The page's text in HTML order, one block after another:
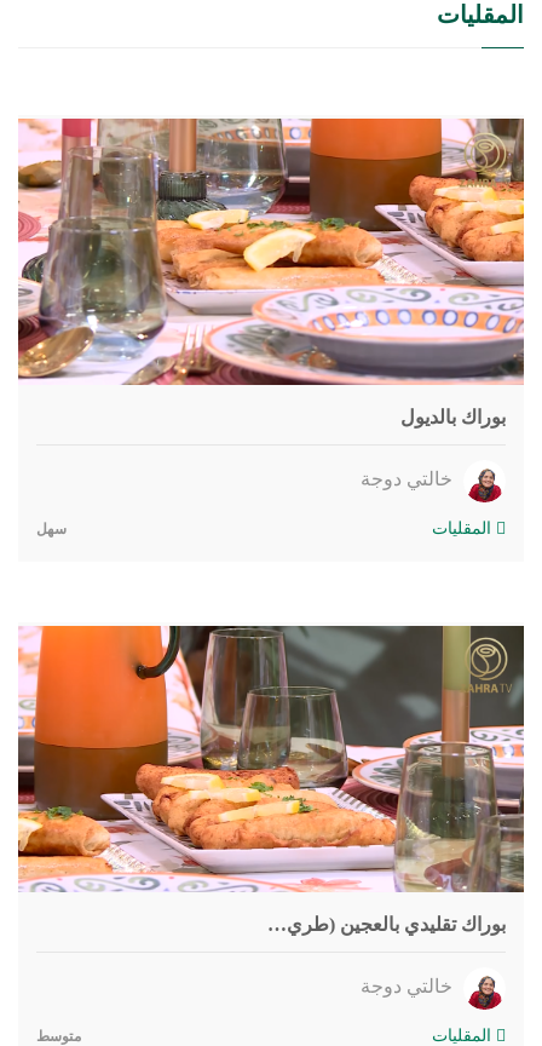
المقليات
بوراك بالديول
خالتي دوجة
المقليات سهل
بوراك تقليدي بالعجين (طري…
خالتي دوجة
المقليات متوسط